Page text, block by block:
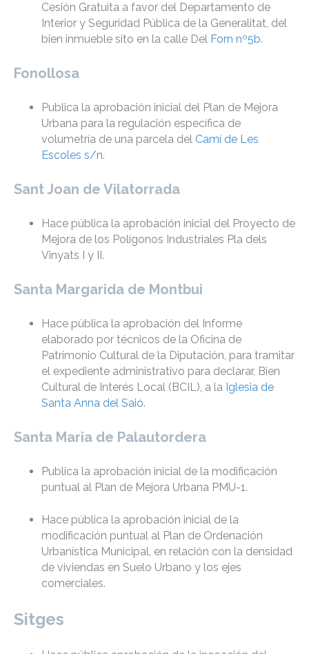
Cesión Gratuita a favor del Departamento de
Interior y Seguridad Pública de la Generalitat, del
bien inmueble sito en la calle Del Forn nº5b.
Fonollosa
Publica la aprobación inicial del Plan de Mejora
Urbana para la regulación específica de
volumetría de una parcela del Camí de Les
Escoles s/n.
Sant Joan de Vilatorrada
Hace pública la aprobación inicial del Proyecto de
Mejora de los Polígonos Industriales Pla dels
Vinyats I y II.
Santa Margarida de Montbui
Hace pública la aprobación del Informe
elaborado por técnicos de la Oficina de
Patrimonio Cultural de la Diputación, ​​para tramitar
el expediente administrativo para declarar, Bien
Cultural de Interés Local (BCIL), a la Iglesia de
Santa Anna del Saió.
Santa Maria de Palautordera
Publica la aprobación inicial de la modificación
puntual al Plan de Mejora Urbana PMU-1.
Hace pública la aprobación inicial de la
modificación puntual al Plan de Ordenación
Urbanística Municipal, en relación con la densidad
de viviendas en Suelo Urbano y los ejes
comerciales.
Sitges